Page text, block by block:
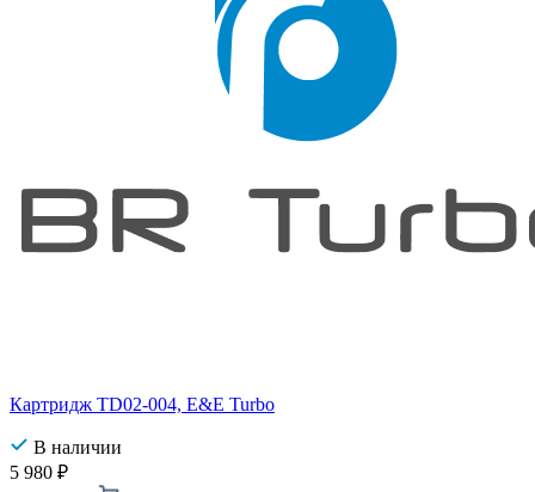
Картридж TD02-004, E&E Turbo
В наличии
5 980 ₽